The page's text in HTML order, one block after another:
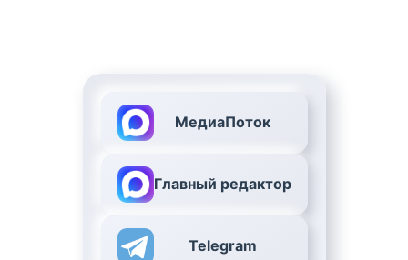
МедиаПоток
Главный редактор
Telegram